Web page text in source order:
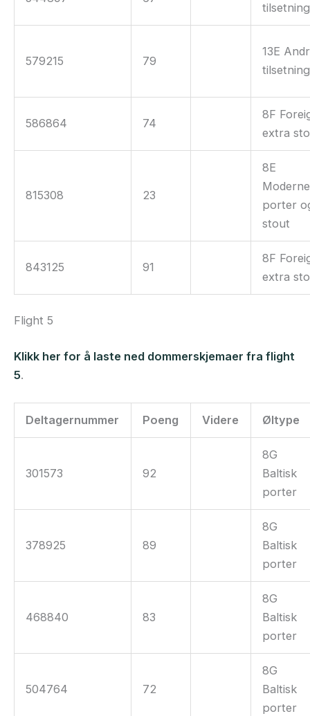
579215 79
13E
586864 74
8F
extra
815308 23
8E
Moderne
porter
stout
843125 91
8F
extra
Flight 5
Klikk her for å laste ned dommerskjemaer fra flight
5.
Deltagernummer Poeng Videre Øltype
301573 92
8G
Baltisk
porter
378925 89
8G
Baltisk
porter
468840 83
8G
Baltisk
porter
504764 72
8G
Baltisk
porter